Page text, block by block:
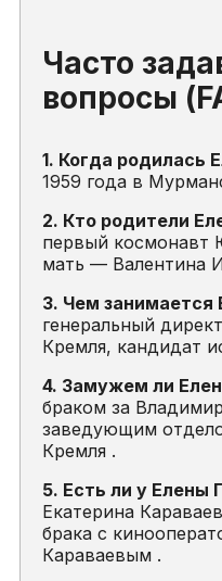
Часто
вопросы
1. Когда родилась
1959 года в
2. Кто родители
первый космонавт
мать — Валентина
3. Чем занимается
генеральный
Кремля, кандидат
4. Замужем ли
браком за
заведующим
Кремля .
5. Есть ли у Елены
Екатерина
брака с
Караваевым .